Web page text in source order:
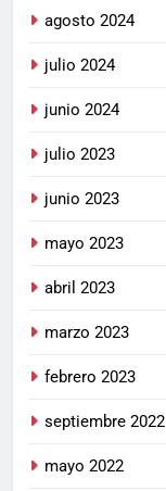
agosto 2024
julio 2024
junio 2024
julio 2023
junio 2023
mayo 2023
abril 2023
marzo 2023
febrero 2023
septiembre 2022
mayo 2022